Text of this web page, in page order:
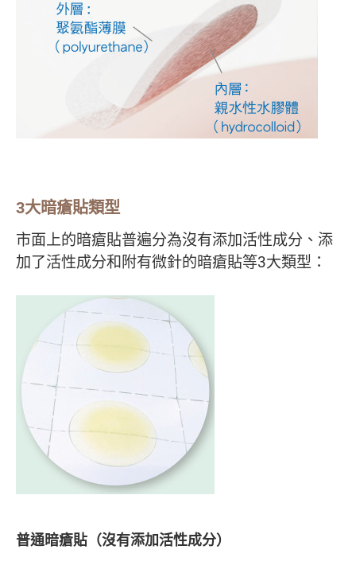
3大暗瘡貼類型
市面上的暗瘡貼普遍分為沒有添加活性成分、添
加了活性成分和附有微針的暗瘡貼等3大類型：
普通暗瘡貼（沒有添加活性成分）